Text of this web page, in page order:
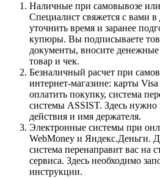
Наличные при самовывозе или
Специалист свяжется с вами
уточнить время и заранее
купюры. Вы подписываете
документы, вносите денежные
товар и чек.
Безналичный расчет при
интернет-магазине: карты
оплатить покупку, система
системы ASSIST. Здесь нужно
действия и имя держателя.
Электронные системы при
WebMoney и Яндекс.Деньги.
система перенаправит вас на
сервиса. Здесь необходимо
инструкции.